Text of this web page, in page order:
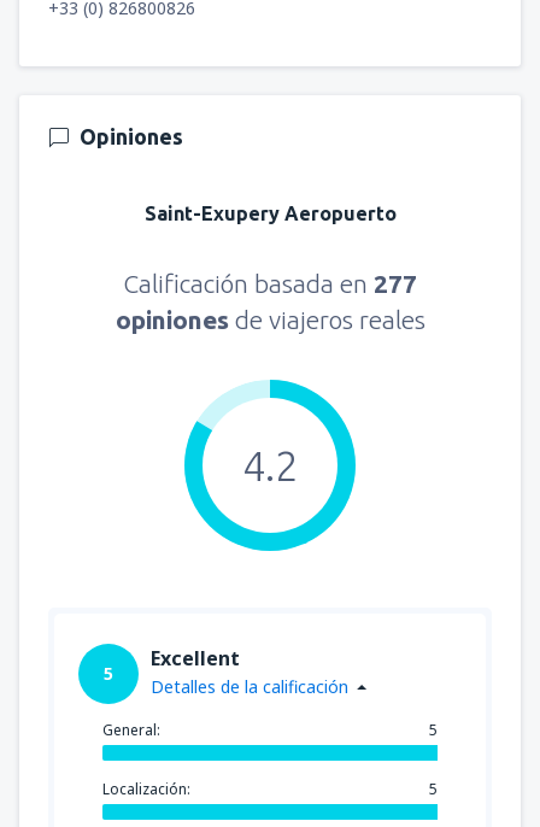
+33 (0) 826800826
Opiniones
Saint-Exupery Aeropuerto
Calificación basada en 277
opiniones de viajeros reales
4.2
5
Excellent
Detalles de la calificación
General: 5
Localización: 5